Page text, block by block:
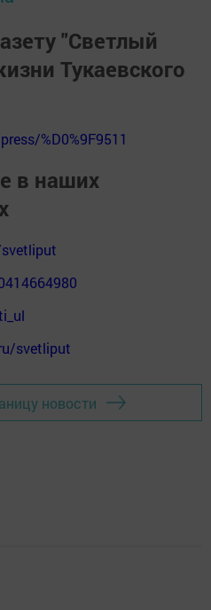
"Светлый
Тукаевского
%D0%9F9511
в наших
svetliput
новости